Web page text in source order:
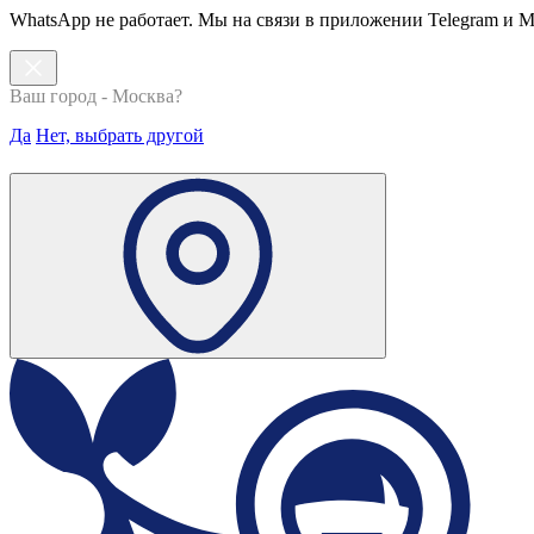
WhatsApp не работает. Мы на связи в приложении Telegram и
Ваш город - Москва?
Да Нет, выбрать другой